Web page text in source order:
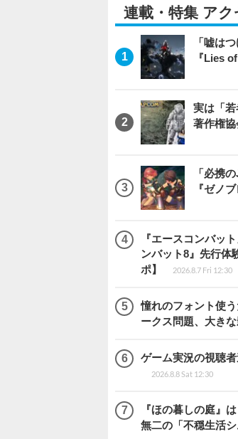
連載・特集 ア
「嘘は
『Lies
実は「
著作権
「必携
『ゼノ
『エースコンバッ
ンバット8』先行体
ポ】
2026.8.7 Fri 12:30
憧れのフォント使
ークス問題、大き
ゲーム実況の視聴
2026.8.8 Sat 12:30
『ほの暮しの庭』
無二の「不穏生活